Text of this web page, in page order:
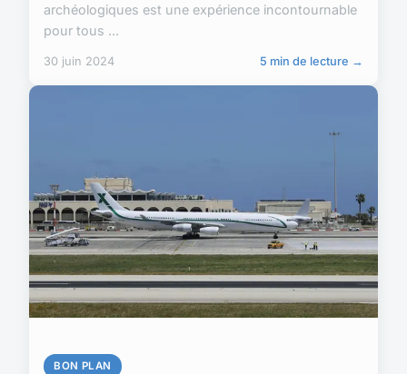
archéologiques est une expérience incontournable
pour tous ...
30 juin 2024 5 min de lecture →
BON PLAN